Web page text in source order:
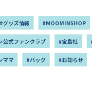
#グッズ情報 #MOOMINSHOP
公式ファンクラブ #宝島社
ママ #バッグ #お知らせ